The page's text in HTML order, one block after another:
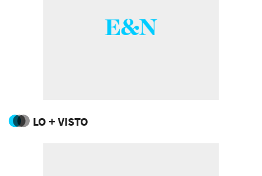
LO + VISTO